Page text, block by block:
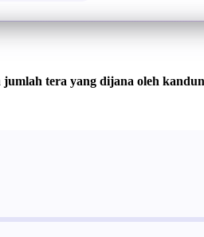
tera yang dijana oleh